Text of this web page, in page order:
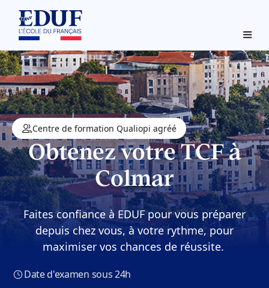
Centre de formation Qualiopi agréé
Obtenez votre TCF à
Colmar
Faites confiance à EDUF pour vous préparer
depuis chez vous, à votre rythme, pour
maximiser vos chances de réussite.
Date d'examen sous 24h